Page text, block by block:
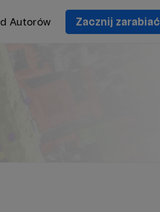
Autorów Zacznij zarabiać